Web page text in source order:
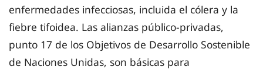
enfermedades infecciosas, incluida el cólera y la
fiebre tifoidea. Las alianzas público-privadas,
punto 17 de los Objetivos de Desarrollo Sostenible
de Naciones Unidas, son básicas para